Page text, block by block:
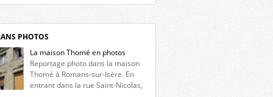
de Ville, du lycée du Dauphiné et du lycée
lettre. Liste des romanais […]
PHOTOS
La maison Thomé en photos
Reportage photo dans la maison
Thomé à Romans-sur-Isère. En
entrant dans la rue Saint-Nicolas,